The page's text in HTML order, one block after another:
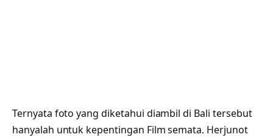
Ternyata foto yang diketahui diambil di Bali tersebut
hanyalah untuk kepentingan Film semata. Herjunot